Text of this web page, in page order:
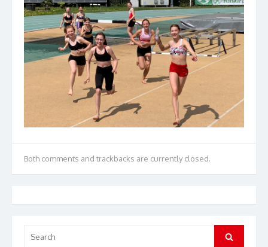
Both comments and trackbacks are currently closed.
for:
Search